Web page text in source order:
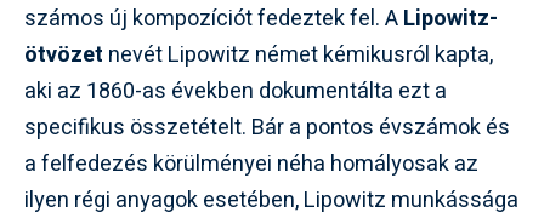
számos új kompozíciót fedeztek fel. ALipowitz-
ötvözet nevét Lipowitz német kémikusról kapta,
aki az 1860-as években dokumentálta ezt a
specifikus összetételt. Bár a pontos évszámok és
a felfedezés körülményei néha homályosak az
ilyen régi anyagok esetében, Lipowitz munkássága